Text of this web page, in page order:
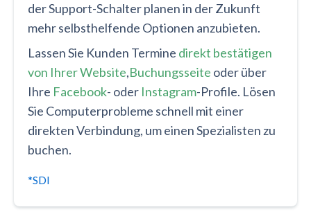
der Support-Schalter planen in der Zukunft
mehr selbsthelfende Optionen anzubieten.
Lassen Sie Kunden Termine direkt bestätigen
von Ihrer Website,Buchungsseite oder über
Ihre Facebook- oder Instagram-Profile. Lösen
Sie Computerprobleme schnell mit einer
direkten Verbindung, um einen Spezialisten zu
buchen.
*SDI